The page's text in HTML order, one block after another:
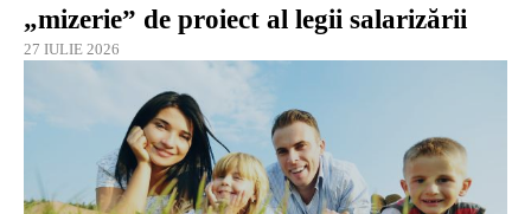
„mizerie” de proiect al legii salarizării
27 IULIE 2026